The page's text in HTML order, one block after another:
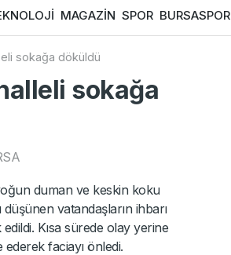
MAGAZİN SPOR BURSASPOR
sokağa döküldü
sokağa
duman ve keskin koku
vatandaşların ihbarı
Kısa sürede olay yerine
faciayı önledi.